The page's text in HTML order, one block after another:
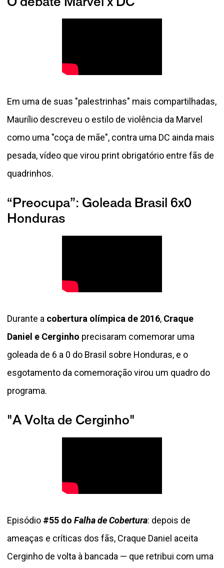
Em uma de suas "palestrinhas" mais compartilhadas,
Maurílio descreveu o estilo de violência da Marvel
como uma "coça de mãe", contra uma DC ainda mais
pesada, vídeo que virou print obrigatório entre fãs de
quadrinhos.
“Preocupa”: Goleada Brasil 6x0
Honduras
Durante a cobertura olímpica de 2016, Craque
Daniel e Cerginho precisaram comemorar uma
goleada de 6 a 0 do Brasil sobre Honduras, e o
esgotamento da comemoração virou um quadro do
programa.
"A Volta de Cerginho"
Episódio #55 do Falha de Cobertura: depois de
ameaças e críticas dos fãs, Craque Daniel aceita
Cerginho de volta à bancada — que retribui com uma